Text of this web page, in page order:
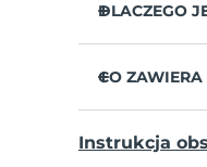
DLACZEGO
zwiększa
tygodnia
CO ZAWIERA
6 x UFO™
Instrukcja